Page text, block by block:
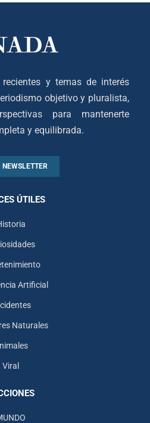
y temas de interés
objetivo y pluralista,
para mantenerte
y equilibrada.
NEWSLETTER
ÚTILES
Artificial
Naturales
Viral